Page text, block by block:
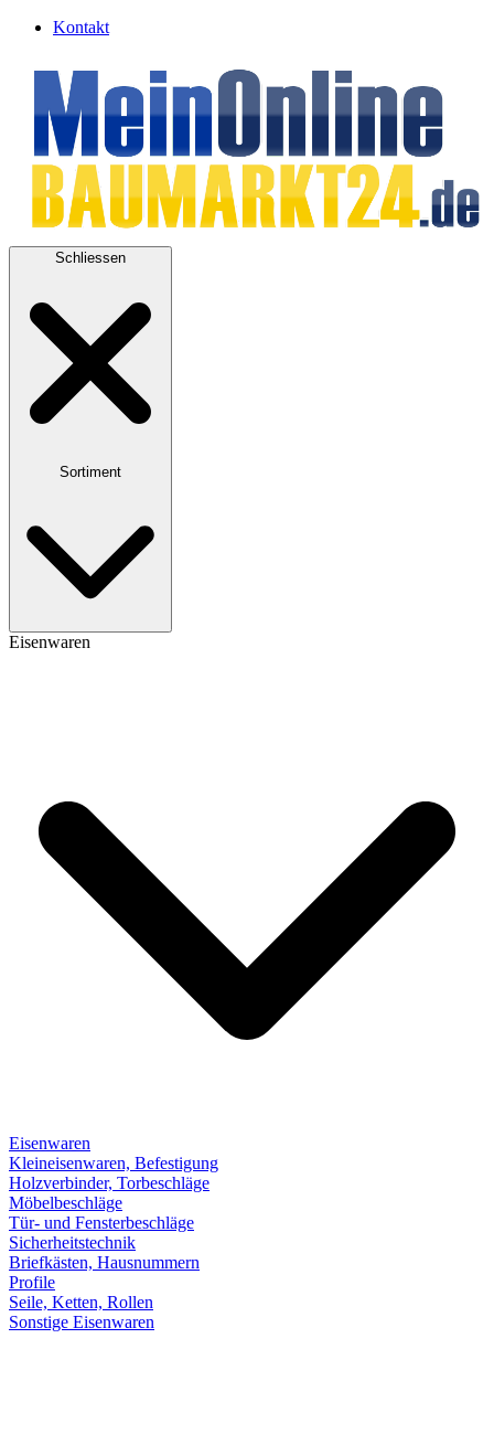
Kontakt
Schliessen
Sortiment
Eisenwaren
Eisenwaren
Kleineisenwaren, Befestigung
Holzverbinder, Torbeschläge
Möbelbeschläge
Tür- und Fensterbeschläge
Sicherheitstechnik
Briefkästen, Hausnummern
Profile
Seile, Ketten, Rollen
Sonstige Eisenwaren